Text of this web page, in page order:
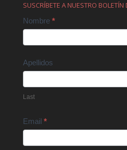
SUSCRÍBETE A NUESTRO BOLETÍN
Contact
Nombre *
Apellidos
Last
Email *